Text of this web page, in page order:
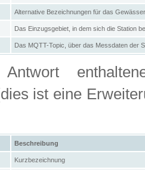
Alternative Bezeichnungen für das
Das Einzugsgebiet, in dem sich die Station
Das MQTT-Topic, über das Messdaten der
ist eine
Beschreibung
Kurzbezeichnung